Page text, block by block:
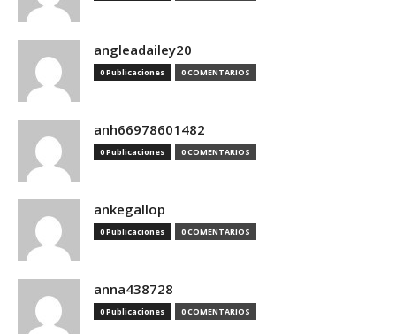
angleadailey20
0 Publicaciones 0 COMENTARIOS
anh66978601482
0 Publicaciones 0 COMENTARIOS
ankegallop
0 Publicaciones 0 COMENTARIOS
anna438728
0 Publicaciones 0 COMENTARIOS